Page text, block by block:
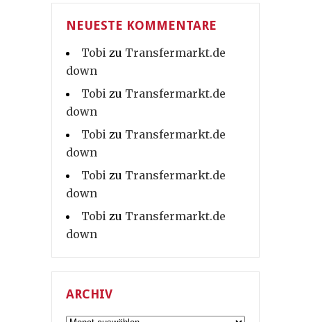
NEUESTE KOMMENTARE
Tobi zu Transfermarkt.de
down
Tobi zu Transfermarkt.de
down
Tobi zu Transfermarkt.de
down
Tobi zu Transfermarkt.de
down
Tobi zu Transfermarkt.de
down
ARCHIV